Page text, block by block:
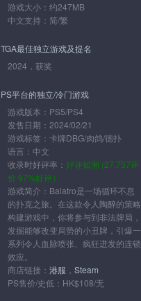
游戏大小：约247MB
中文支持：简/繁
TGA最佳独立游戏及提名
2024，获奖
PS平台的独立/冷门游戏
游戏版本：PS5/PS4
发售日期：2024/02/21
游戏标签：卡牌DBG/肉鸽/德扑
语言：中文
收录时好评率： 好评如潮 (27,757评
价 97%好评）
游戏简介：Balatro是一场循环不息
的扑克之旅。在这款令人陶醉的策略
构建游戏中，你将参与到非法牌局，
发掘能够改变局势的小丑牌，引爆一
系列令人血脉喷张、疯狂迸发的连锁
效应。
商店链接： 港服
Steam
PS售价/史低：HK$108/无